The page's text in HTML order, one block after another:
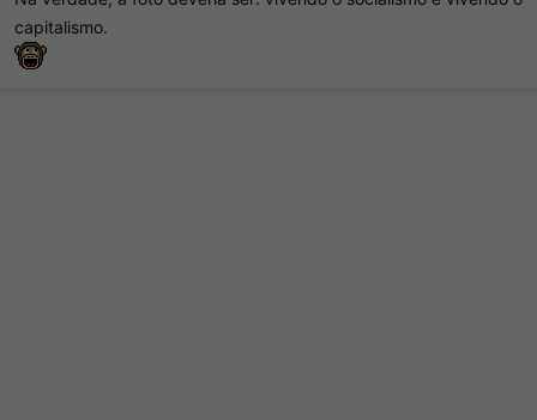
capitalismo.